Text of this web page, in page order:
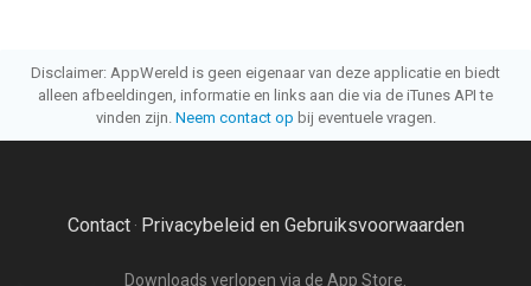
Disclaimer: AppWereld is geen eigenaar van deze applicatie en biedt
alleen afbeeldingen, informatie en links aan die via de iTunes API te
vinden zijn. Neem contact op bij eventuele vragen.
Contact· Privacybeleid en Gebruiksvoorwaarden
Downloads verlopen via de App Store.